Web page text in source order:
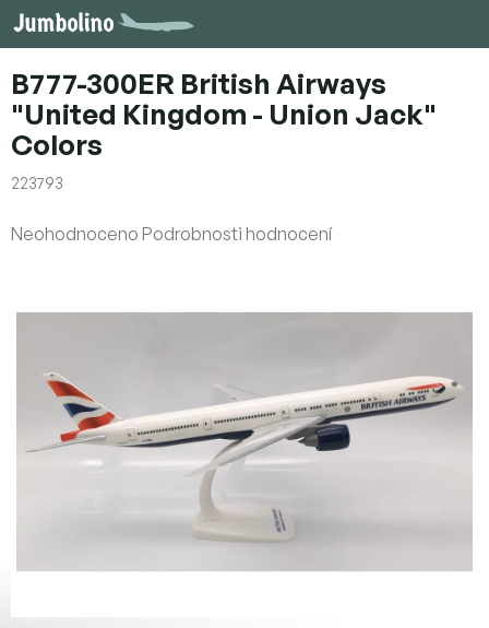
Přejít
na
B777-300ER British Airways
"United Kingdom - Union Jack"
Colors
223793
Průměrné
hvězdiček.
Neohodnoceno Podrobnosti hodnocení